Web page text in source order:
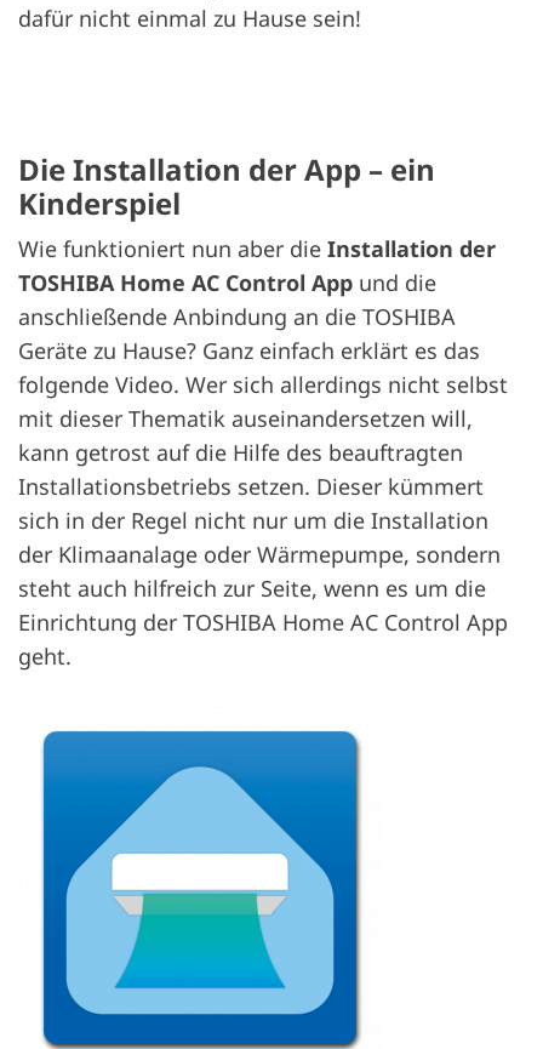
dafür nicht einmal zu Hause sein!
Die Installation der App – ein
Kinderspiel
Wie funktioniert nun aber die Installation der
TOSHIBA Home AC Control App und die
anschließende Anbindung an die TOSHIBA
Geräte zu Hause? Ganz einfach erklärt es das
folgende Video. Wer sich allerdings nicht selbst
mit dieser Thematik auseinandersetzen will,
kann getrost auf die Hilfe des beauftragten
Installationsbetriebs setzen. Dieser kümmert
sich in der Regel nicht nur um die Installation
der Klimaanalage oder Wärmepumpe, sondern
steht auch hilfreich zur Seite, wenn es um die
Einrichtung der TOSHIBA Home AC Control App
geht.